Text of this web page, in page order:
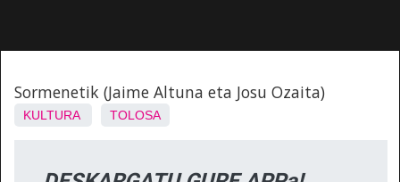
Sormenetik (Jaime Altuna eta Josu Ozaita)
KULTURA TOLOSA